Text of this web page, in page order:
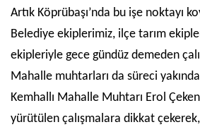
Artık Köprübaşı’nda bu işe noktayı
Belediye ekiplerimiz, ilçe tarım
ekipleriyle gece gündüz demeden
Mahalle muhtarları da süreci
Kemhallı Mahalle Muhtarı Erol
yürütülen çalışmalara dikkat